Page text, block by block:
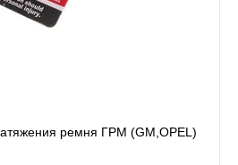
ремня ГРМ (GM,OPEL)